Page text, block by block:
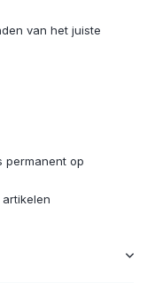
van het juiste
permanent op